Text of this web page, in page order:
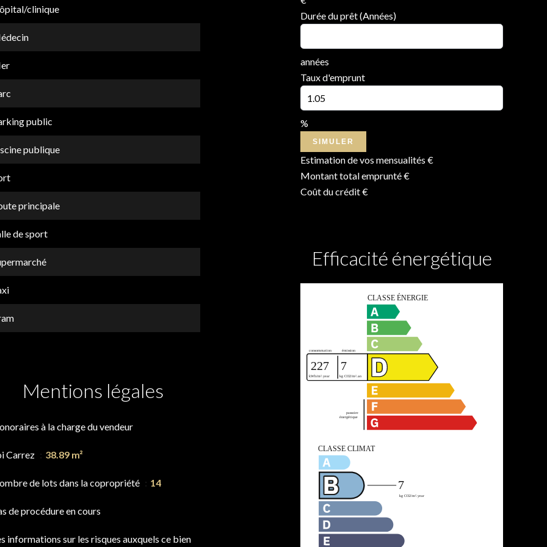
clinique
public
publique
principale
de sport
Mentions légales
à la charge du vendeur
Carrez 38.89 m²
de lots dans la copropriété 14
de procédure en cours
informations sur les risques auxquels ce bien
Durée du prêt (Années)
années
Taux d'emprunt
%
SIMULER
Estimation de vos mensualités €
Montant total emprunté€
Coût du crédit€
Efficacité énergétique